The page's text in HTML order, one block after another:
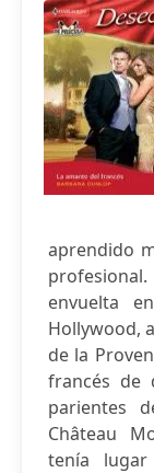
aprendido
envuelta
Hollywood,
de la
francés de
parientes
Château
tenía